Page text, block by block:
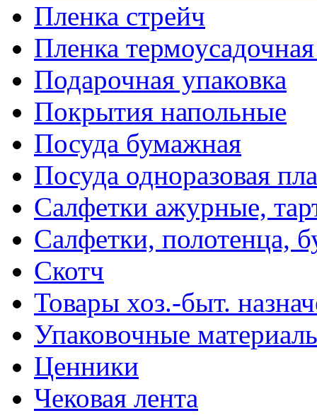
Пленка стрейч
Пленка
Подарочная упаковка
Покрытия напольные
Посуда бумажная
Посуда одноразовая
Салфетки ажурные,
Салфетки, полотенца,
Скотч
Товары хоз.-быт.
Упаковочные
Ценники
Чековая лента